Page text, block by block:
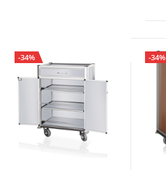
-34% -34%